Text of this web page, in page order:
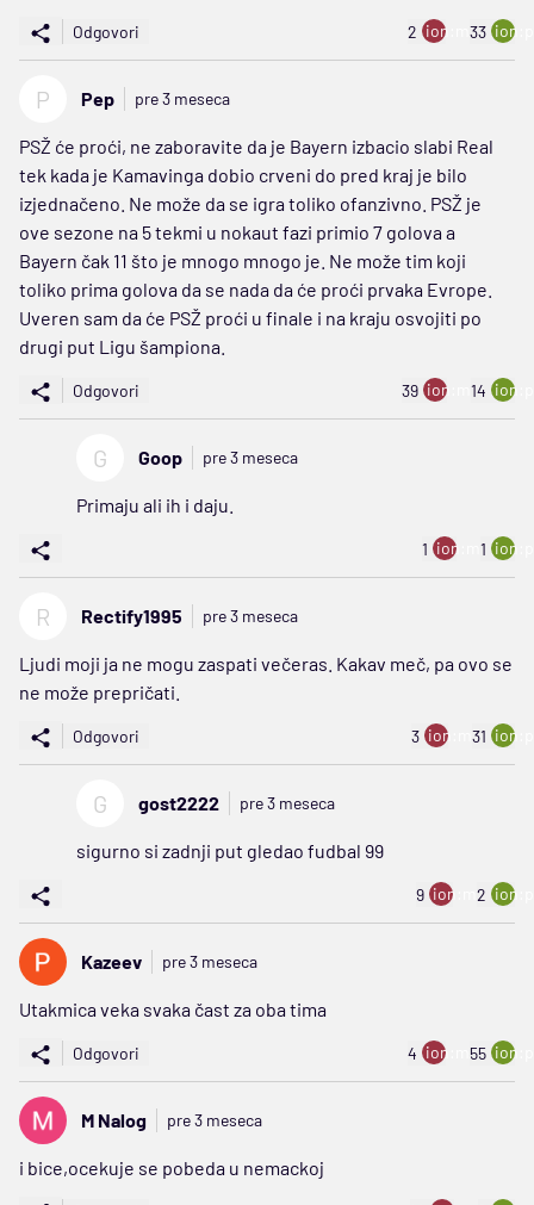
Odgovori 2 ion:minus
33
P Pep pre 3 meseca
PSŽ će proći, ne zaboravite da je Bayern izbacio slabi Real
tek kada je Kamavinga dobio crveni do pred kraj je bilo
izjednačeno. Ne može da se igra toliko ofanzivno. PSŽ je
ove sezone na 5 tekmi u nokaut fazi primio 7 golova a
Bayern čak 11 što je mnogo mnogo je. Ne može tim koji
toliko prima golova da se nada da će proći prvaka Evrope.
Uveren sam da će PSŽ proći u finale i na kraju osvojiti po
drugi put Ligu šampiona.
Odgovori 39 ion:minus
14
G Goop pre 3 meseca
Primaju ali ih i daju.
1 ion:minus
1
R Rectify1995 pre 3 meseca
Ljudi moji ja ne mogu zaspati večeras. Kakav meč, pa ovo se
ne može prepričati.
Odgovori 3 ion:minus
31
G gost2222 pre 3 meseca
sigurno si zadnji put gledao fudbal 99
9 ion:minus
2
Kazeev pre 3 meseca
Utakmica veka svaka čast za oba tima
Odgovori 4 ion:minus
55
M Nalog pre 3 meseca
i bice,ocekuje se pobeda u nemackoj